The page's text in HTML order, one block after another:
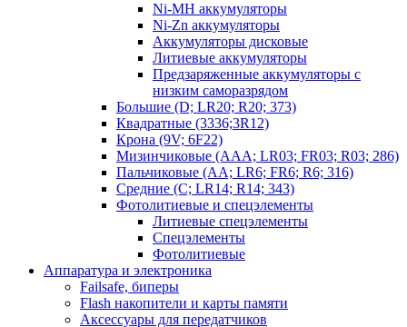
Ni-MH аккумуляторы
Ni-Zn аккумуляторы
Аккумуляторы дисковые
Литиевые аккумуляторы
Предзаряженные аккумуляторы с
низким саморазрядом
Большие (D; LR20; R20; 373)
Квадратные (3336;3R12)
Крона (9V; 6F22)
Мизинчиковые (AAA; LR03; FR03; R03; 286)
Пальчиковые (AA; LR6; FR6; R6; 316)
Средние (C; LR14; R14; 343)
Фотолитиевые и спецэлементы
Литиевые спецэлементы
Спецэлементы
Фотолитиевые
Аппаратура и электроника
Failsafe, биперы
Flash накопители и карты памяти
Аксессуары для передатчиков